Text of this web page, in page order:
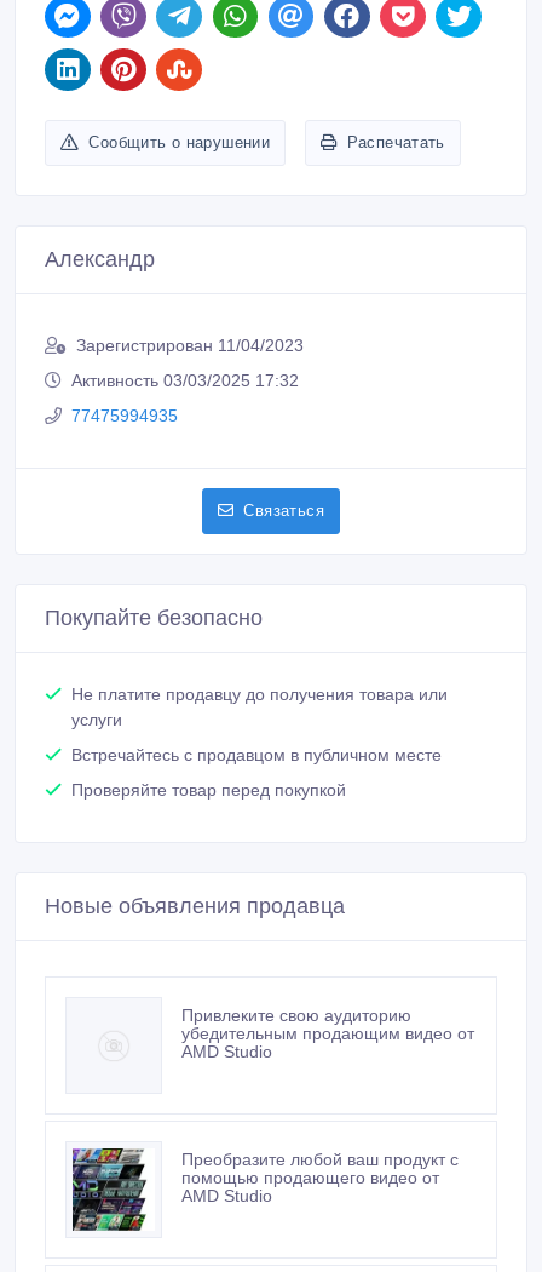
Сообщить о нарушении Распечатать
Александр
Зарегистрирован 11/04/2023
Активность 03/03/2025 17:32
77475994935
Связаться
Покупайте безопасно
Не платите продавцу до получения товара или
услуги
Встречайтесь с продавцом в публичном месте
Проверяйте товар перед покупкой
Новые объявления продавца
Привлеките свою аудиторию
убедительным продающим видео от
AMD Studio
Преобразите любой ваш продукт с
помощью продающего видео от
AMD Studio